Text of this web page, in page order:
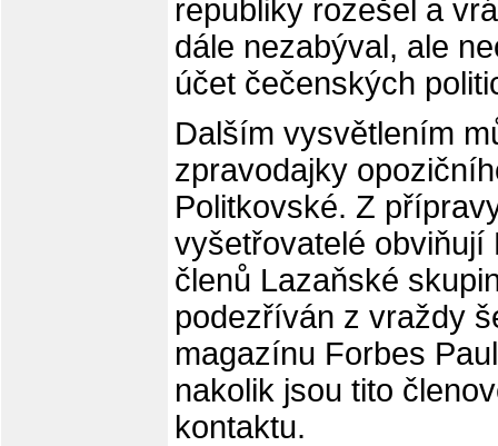
republiky rozešel a
dále nezabýval, ale
účet čečenských
Dalším vysvětlením
zpravodajky
Politkovské. Z
vyšetřovatelé obviňují
členů Lazaňské
podezříván z vraždy
magazínu Forbes
nakolik jsou tito
kontaktu.